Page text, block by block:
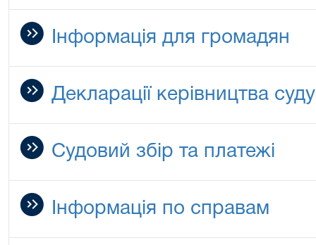
Інформація для громадян
Декларації керівництва
Судовий збір та платежі
Інформація по справам